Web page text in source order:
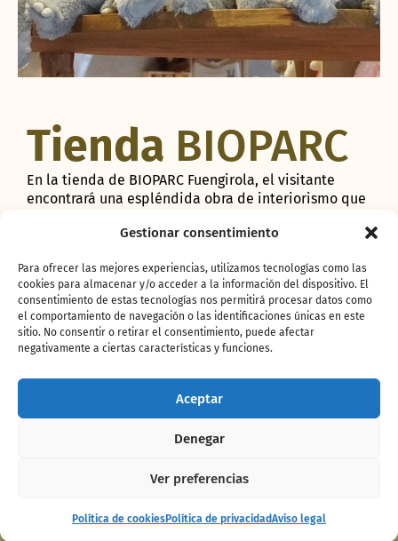
Gestionar consentimiento
Para ofrecer las mejores experiencias, utilizamos tecnologías como las
cookies para almacenar y/o acceder a la información del dispositivo. El
consentimiento de estas tecnologías nos permitirá procesar datos como
el comportamiento de navegación o las identificaciones únicas en este
sitio. No consentir o retirar el consentimiento, puede afectar
negativamente a ciertas características y funciones.
Aceptar
Denegar
Ver preferencias
Política de cookiesPolítica de privacidadAviso legal
Tienda BIOPARC
En la tienda de BIOPARC Fuengirola, el visitante
encontrará una espléndida obra de interiorismo que
el último segundo de su visita.
Las formas de la selva tropical vuelven a recrearse en
este espacio de compra. Casi 200 metros cuadrados
de naturaleza espontánea y en movimiento donde el
visitante podrá encontrar un amplio catálogo
educativos y juguetes, material de papelería,
menaje, accesorios diversos y exclusivas prendas
de su experiencia en BIOPARC Fuengirola.
Comprar
entradas
Espectáculo
Maya